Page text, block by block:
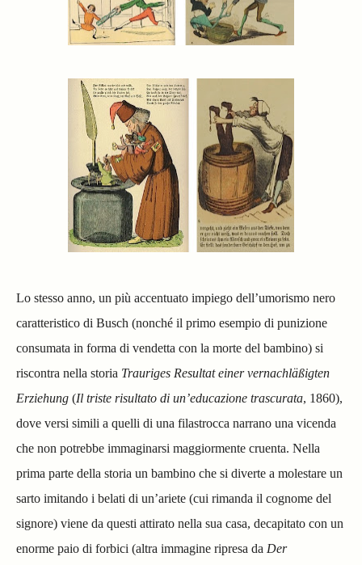
Lo stesso anno, un più accentuato impiego dell’umorismo nero
caratteristico di Busch (nonché il primo esempio di punizione
consumata in forma di vendetta con la morte del bambino) si
riscontra nella storia Trauriges Resultat einer vernachläßigten
Erziehung (Il triste risultato di un’educazione trascurata, 1860),
dove versi simili a quelli di una filastrocca narrano una vicenda
che non potrebbe immaginarsi maggiormente cruenta. Nella
prima parte della storia un bambino che si diverte a molestare un
sarto imitando i belati di un’ariete (cui rimanda il cognome del
signore) viene da questi attirato nella sua casa, decapitato con un
enorme paio di forbici (altra immagine ripresa da Der